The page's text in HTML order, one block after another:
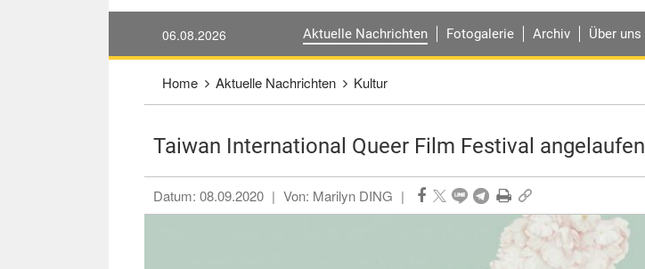
06.08.2026 Aktuelle Nachrichten Fotogalerie Archiv Über uns
Home Aktuelle Nachrichten Kultur
Taiwan International Queer Film Festival angelaufen
Datum: 08.09.2020 | Von: Marilyn DING |